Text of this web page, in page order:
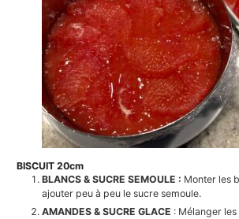
BISCUIT 20cm
BLANCS & SUCRE SEMOULE : Monter les
ajouter peu à peu le sucre semoule.
AMANDES & SUCRE GLACE : Mélanger